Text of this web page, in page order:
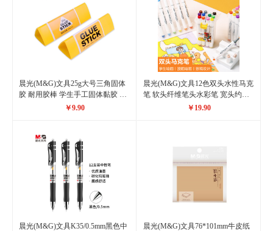
晨光(M&G)文具25g大号三角固体
胶 耐用胶棒 学生手工固体黏胶 快
干耐用胶棒 办公用品 12个装
￥9.90
晨光(M&G)文具12色双头水性马克
笔 软头纤维笔头水彩笔 宽头约
6mm MGKids系列绘画手绘涂鸦工
￥19.90
晨光(M&G)文具K35/0.5mm黑色中
晨光(M&G)文具76*101mm牛皮纸